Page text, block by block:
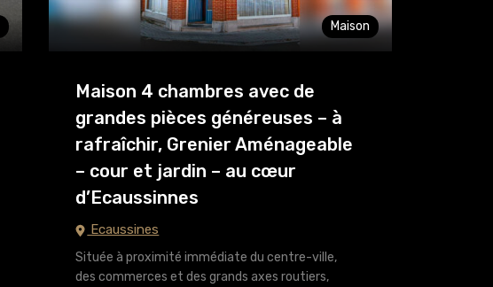
Maison
Maison 4 chambres avec de
grandes pièces généreuses – à
rafraîchir, Grenier Aménageable
– cour et jardin – au cœur
d’Ecaussinnes
Ecaussines
Située à proximité immédiate du centre-ville,
des commerces et des grands axes routiers,